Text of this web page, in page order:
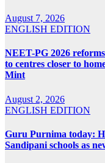
August 7, 2026
ENGLISH EDITION
NEET-PG 2026
to centres closer to
Mint
August 2, 2026
ENGLISH EDITION
Guru Purnima today:
Sandipani schools as